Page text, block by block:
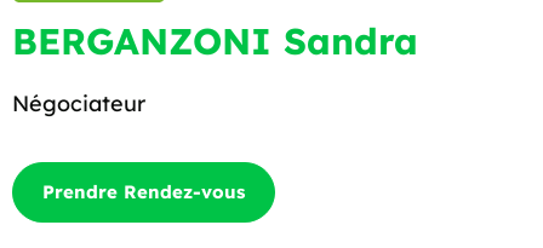
BERGANZONI Sandra
Négociateur
Prendre Rendez-vous